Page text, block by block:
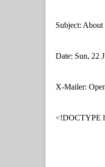
Subject:
Date: Sun, 22
X-Mailer:
<!DOCTYPE